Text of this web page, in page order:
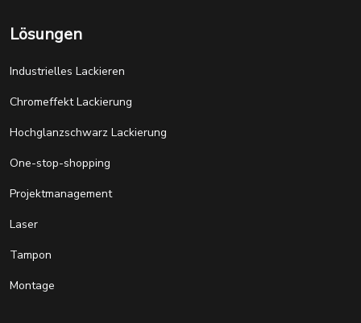
Lösungen
Industrielles Lackieren
Chromeffekt Lackierung
Hochglanzschwarz Lackierung
One-stop-shopping
Projektmanagement
Laser
Tampon
Montage